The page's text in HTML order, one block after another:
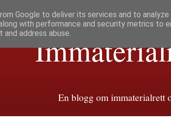
En blogg om immaterialrett
Google to deliver its services and to
with performance and security metrics to
address abuse.